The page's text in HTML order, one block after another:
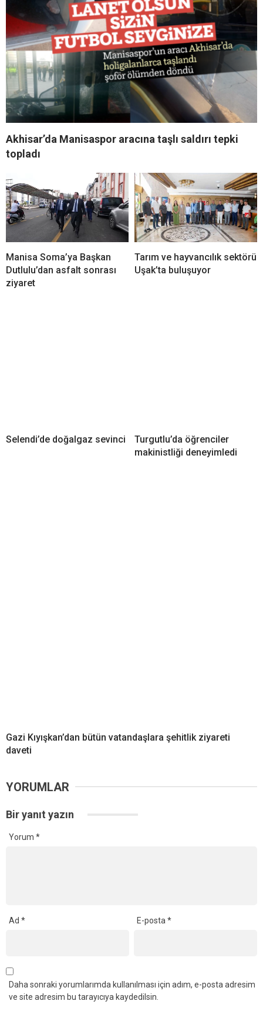
Akhisar’da Manisaspor aracına taşlı saldırı tepki
topladı
Manisa Soma’ya Başkan
Dutlulu’dan asfalt sonrası
ziyaret
Tarım ve hayvancılık sektörü
Uşak’ta buluşuyor
Selendi’de doğalgaz sevinci
Turgutlu’da öğrenciler
makinistliği deneyimledi
Gazi Kıyışkan’dan bütün vatandaşlara şehitlik ziyareti
daveti
YORUMLAR
Bir yanıt yazın
Yorum *
Ad * E-posta*
Daha sonraki yorumlarımda kullanılması için adım, e-posta adresim
ve site adresim bu tarayıcıya kaydedilsin.